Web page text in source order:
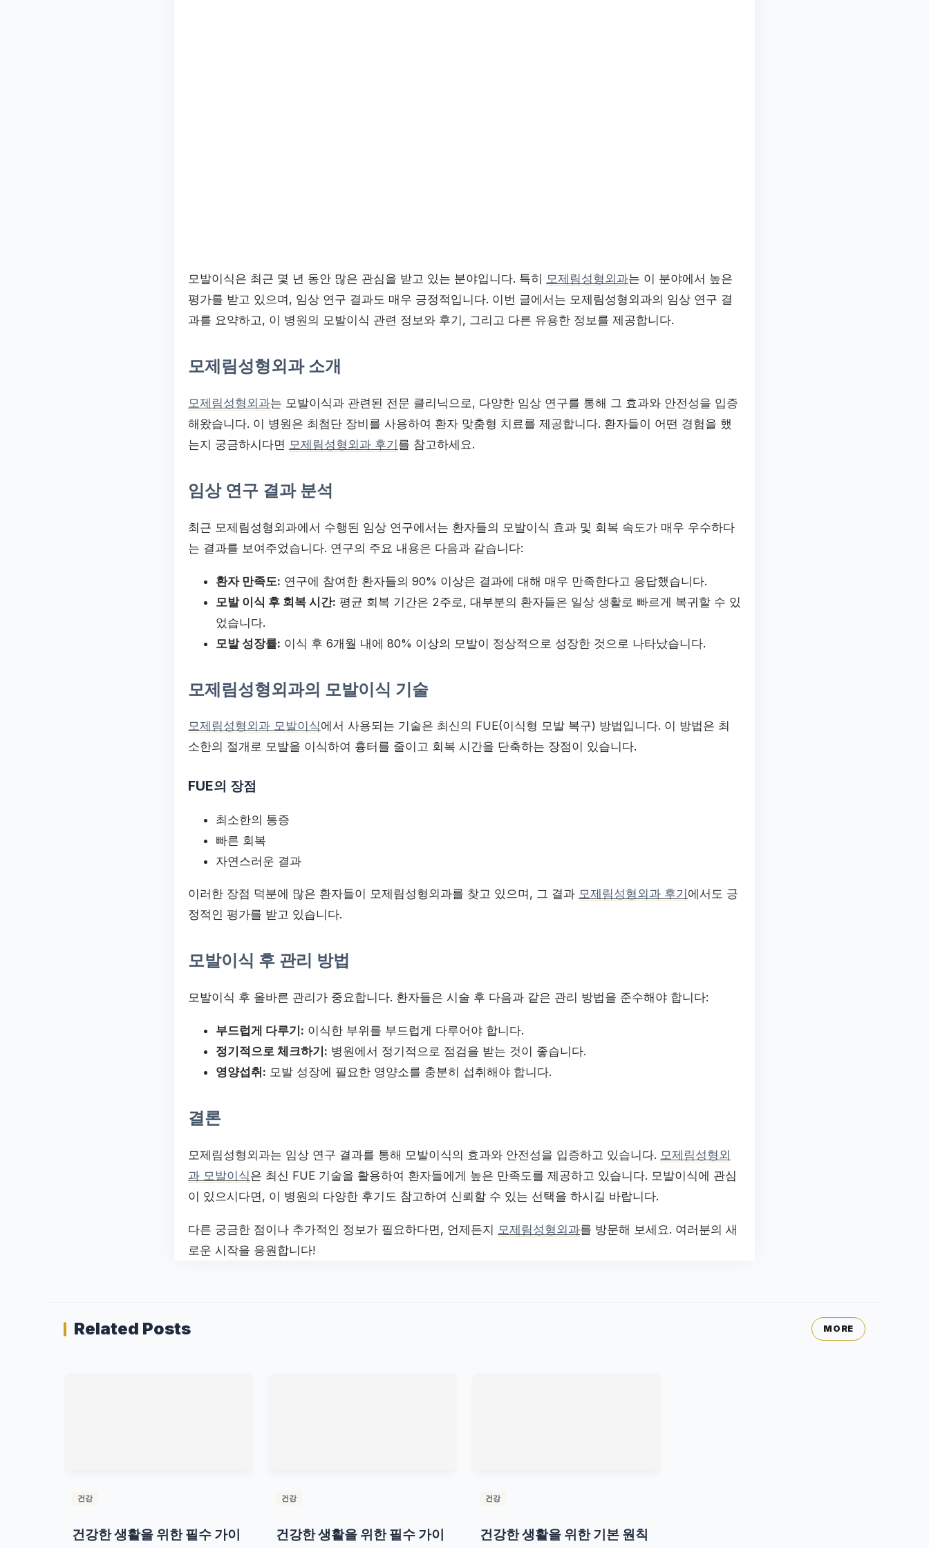
모발이식은 최근 몇 년 동안 많은 관심을 받고 있는 분야입니다. 특히 모제림성형외과는 이 분야에서 높은
평가를 받고 있으며, 임상 연구 결과도 매우 긍정적입니다. 이번 글에서는 모제림성형외과의 임상 연구 결
과를 요약하고, 이 병원의 모발이식 관련 정보와 후기, 그리고 다른 유용한 정보를 제공합니다.
모제림성형외과 소개
모제림성형외과는 모발이식과 관련된 전문 클리닉으로, 다양한 임상 연구를 통해 그 효과와 안전성을 입증
해왔습니다. 이 병원은 최첨단 장비를 사용하여 환자 맞춤형 치료를 제공합니다. 환자들이 어떤 경험을 했
는지 궁금하시다면 모제림성형외과 후기를 참고하세요.
임상 연구 결과 분석
최근 모제림성형외과에서 수행된 임상 연구에서는 환자들의 모발이식 효과 및 회복 속도가 매우 우수하다
는 결과를 보여주었습니다. 연구의 주요 내용은 다음과 같습니다:
환자 만족도: 연구에 참여한 환자들의 90% 이상은 결과에 대해 매우 만족한다고 응답했습니다.
모발 이식 후 회복 시간: 평균 회복 기간은 2주로, 대부분의 환자들은 일상 생활로 빠르게 복귀할 수 있
었습니다.
모발 성장률: 이식 후 6개월 내에 80% 이상의 모발이 정상적으로 성장한 것으로 나타났습니다.
모제림성형외과의 모발이식 기술
모제림성형외과 모발이식에서 사용되는 기술은 최신의 FUE(이식형 모발 복구) 방법입니다. 이 방법은 최
소한의 절개로 모발을 이식하여 흉터를 줄이고 회복 시간을 단축하는 장점이 있습니다.
FUE의 장점
최소한의 통증
빠른 회복
자연스러운 결과
이러한 장점 덕분에 많은 환자들이 모제림성형외과를 찾고 있으며, 그 결과 모제림성형외과 후기에서도 긍
정적인 평가를 받고 있습니다.
모발이식 후 관리 방법
모발이식 후 올바른 관리가 중요합니다. 환자들은 시술 후 다음과 같은 관리 방법을 준수해야 합니다:
부드럽게 다루기: 이식한 부위를 부드럽게 다루어야 합니다.
정기적으로 체크하기: 병원에서 정기적으로 점검을 받는 것이 좋습니다.
영양섭취: 모발 성장에 필요한 영양소를 충분히 섭취해야 합니다.
결론
모제림성형외과는 임상 연구 결과를 통해 모발이식의 효과와 안전성을 입증하고 있습니다. 모제림성형외
과 모발이식은 최신 FUE 기술을 활용하여 환자들에게 높은 만족도를 제공하고 있습니다. 모발이식에 관심
이 있으시다면, 이 병원의 다양한 후기도 참고하여 신뢰할 수 있는 선택을 하시길 바랍니다.
다른 궁금한 점이나 추가적인 정보가 필요하다면, 언제든지 모제림성형외과를 방문해 보세요. 여러분의 새
로운 시작을 응원합니다!
Related Posts MORE
건강
건강한 생활을 위한 필수 가이
건강
건강한 생활을 위한 필수 가이
건강
건강한 생활을 위한 기본 원칙